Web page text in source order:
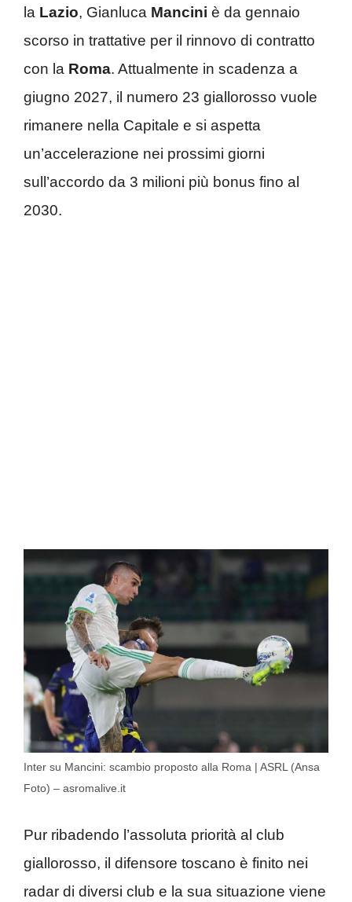
la Lazio, Gianluca Mancini è da gennaio
scorso in trattative per il rinnovo di contratto
con la Roma. Attualmente in scadenza a
giugno 2027, il numero 23 giallorosso vuole
rimanere nella Capitale e si aspetta
un’accelerazione nei prossimi giorni
sull’accordo da 3 milioni più bonus fino al
2030.
Inter su Mancini: scambio proposto alla Roma | ASRL (Ansa
Foto) – asromalive.it
Pur ribadendo l’assoluta priorità al club
giallorosso, il difensore toscano è finito nei
radar di diversi club e la sua situazione viene